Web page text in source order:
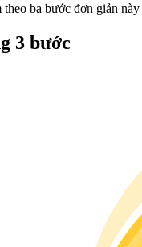
ba bước đơn giản này
3 bước